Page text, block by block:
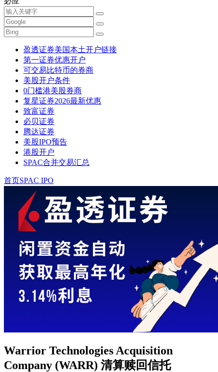
盈透证券美国本土开户链接
第一证券优惠开户
可交易比特币的券商
美股开户条件
0门槛港美股券商
复星证券2026最新优惠
致富证券
必贝证券
腾达证券
美股IPO预告
港股开户
SPAC合并交易汇总
首页SPAC IPO
Warrior Technologies Acquisition
Company (WARR) 清算赎回信托